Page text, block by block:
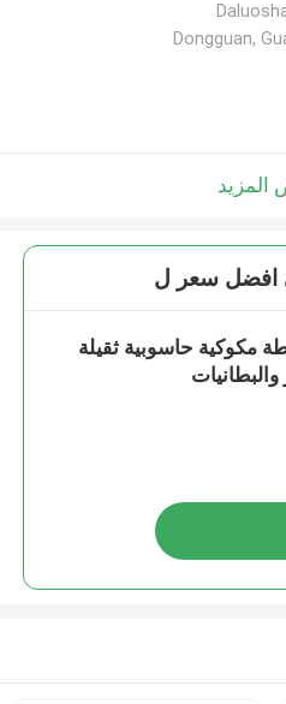
Dongguan,
افضل سعر ل
مكوكية حاسوبية ثقيلة